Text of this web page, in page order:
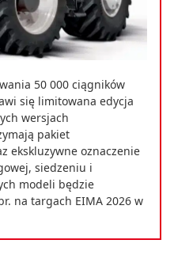
50 000 ciągników
się limitowana edycja
wersjach
pakiet
ekskluzywne oznaczenie
siedzeniu i
modeli będzie
na targach EIMA 2026 w